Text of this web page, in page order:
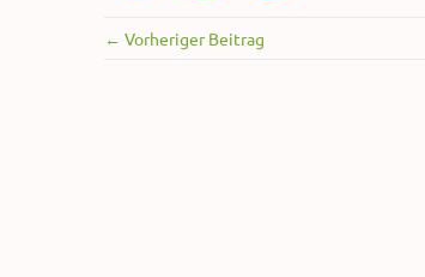
← Vorheriger Beitrag